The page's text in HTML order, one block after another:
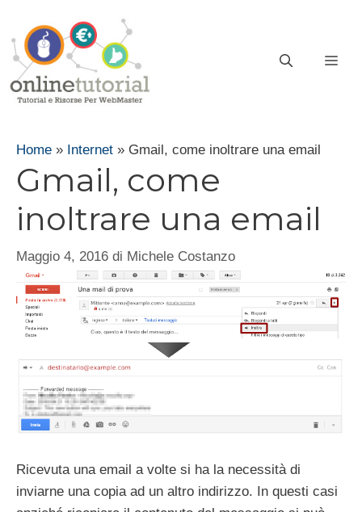
contenuto
Home » Internet » Gmail, come inoltrare una email
Gmail, come
inoltrare una email
Maggio 4, 2016 di Michele Costanzo
Ricevuta una email a volte si ha la necessità di
inviarne una copia ad un altro indirizzo. In questi casi